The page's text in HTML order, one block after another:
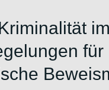
für